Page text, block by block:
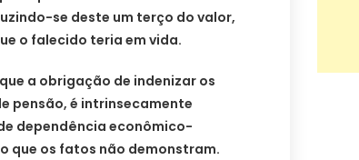
se deste um terço do valor,
o falecido teria em vida.
a obrigação de indenizar os
pensão, é intrinsecamente
dependência econômico-
que os fatos não demonstram.